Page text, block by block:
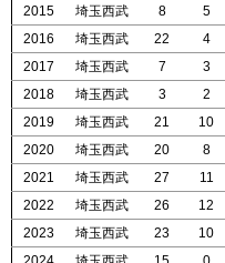
2015
埼玉西武 8 5
2016
埼玉西武 22 4
2017
埼玉西武 7 3
2018
埼玉西武 3 2
2019
埼玉西武 21 10
2020
埼玉西武 20 8
2021
埼玉西武 27 11
2022
埼玉西武 26 12
2023
埼玉西武 23 10
2015
埼玉西武 8 5
2016
埼玉西武 22 4
2017
埼玉西武 7 3
2018
埼玉西武 3 2
2019
埼玉西武 21 10
2020
埼玉西武 20 8
2021
埼玉西武 27 11
2022
埼玉西武 26 12
2023
埼玉西武 23 10
2015
埼玉西武 8 5
2016
埼玉西武 22 4
2017
埼玉西武 7 3
2018
埼玉西武 3 2
2019
埼玉西武 21 10
2020
埼玉西武 20 8
2021
埼玉西武 27 11
2022
埼玉西武 26 12
2023
埼玉西武 23 10
2015
埼玉西武 8 5
2016
埼玉西武 22 4
2017
埼玉西武 7 3
2018
埼玉西武 3 2
2019
埼玉西武 21 10
2020
埼玉西武 20 8
2021
埼玉西武 27 11
2022
埼玉西武 26 12
2023
埼玉西武 23 10